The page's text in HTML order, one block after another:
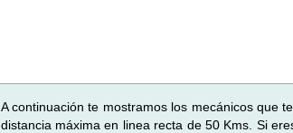
A continuación te mostramos los mecánicos que
distancia máxima en linea recta de 50 Kms. Si